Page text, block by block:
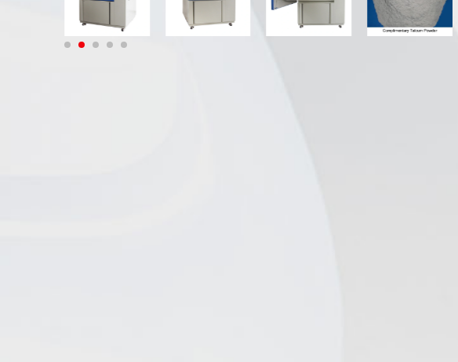
Chambre
congélation
Chambre
Explosion